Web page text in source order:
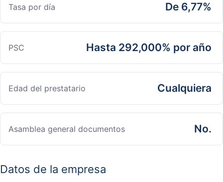
Tasa por día De 6,77%
PSC Hasta 292,000% por año
Edad del prestatario Cualquiera
Asamblea general documentos No.
Datos de la empresa